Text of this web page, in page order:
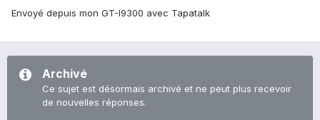
Envoyé depuis mon GT-I9300 avec Tapatalk
Archivé
Ce sujet est désormais archivé et ne peut plus recevoir
de nouvelles réponses.